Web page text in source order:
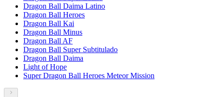
Dragon Ball Daima Latino
Dragon Ball Heroes
Dragon Ball Kai
Dragon Ball Minus
Dragon Ball AF
Dragon Ball Super Subtitulado
Dragon Ball Daima
Light of Hope
Super Dragon Ball Heroes Meteor Mission